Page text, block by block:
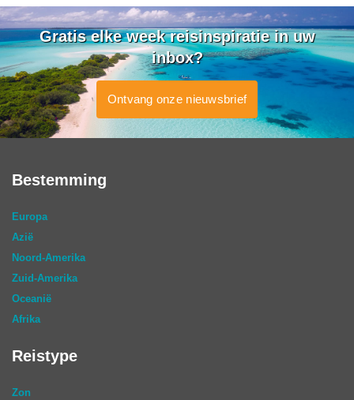
Gratis elke week reisinspiratie in uw
inbox?
Ontvang onze nieuwsbrief
Bestemming
Europa
Azië
Noord-Amerika
Zuid-Amerika
Oceanië
Afrika
Reistype
Zon